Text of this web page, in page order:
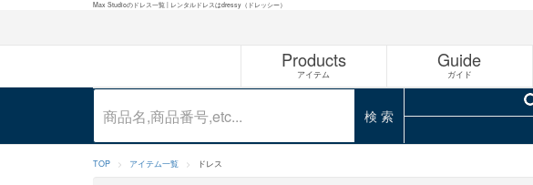
Max Studioのドレス一覧 | レンタルドレスはdressy（ドレッシー）
Products
アイテム
Guide
ガイド
検 索
TOP アイテム一覧 ドレス